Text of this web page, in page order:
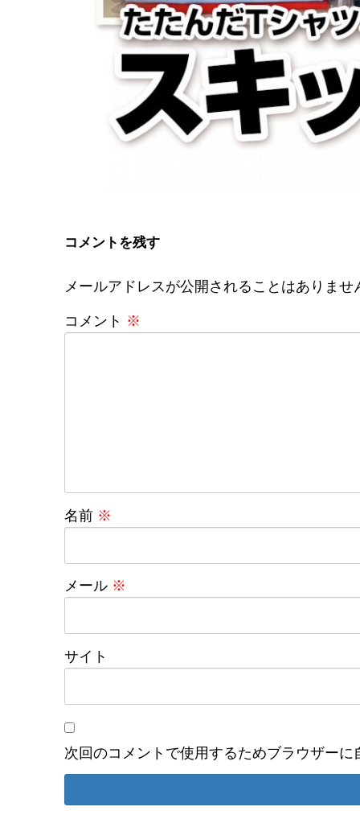
コメントを残す
メールアドレスが公開されることはありませ
コメント ※
名前 ※
メール ※
サイト
次回のコメントで使用するためブラウザー